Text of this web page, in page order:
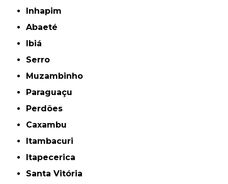
Inhapim
Abaeté
Ibiá
Serro
Muzambinho
Paraguaçu
Perdões
Caxambu
Itambacuri
Itapecerica
Santa Vitória